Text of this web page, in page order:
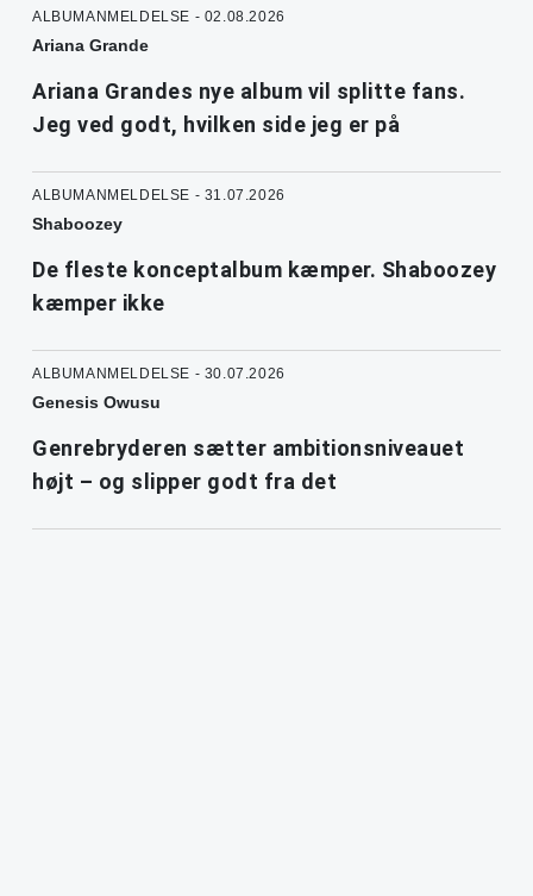
ALBUMANMELDELSE - 02.08.2026
Ariana Grande
Ariana Grandes nye album vil splitte fans.
Jeg ved godt, hvilken side jeg er på
ALBUMANMELDELSE - 31.07.2026
Shaboozey
De fleste konceptalbum kæmper. Shaboozey
kæmper ikke
ALBUMANMELDELSE - 30.07.2026
Genesis Owusu
Genrebryderen sætter ambitionsniveauet
højt – og slipper godt fra det